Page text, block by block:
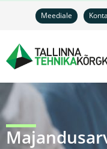
Meediale